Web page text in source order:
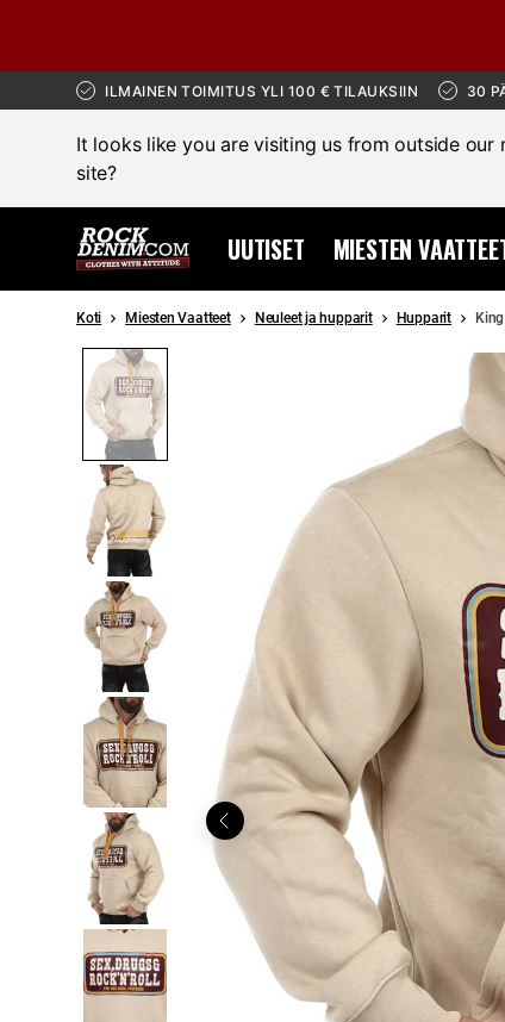
ILMAINEN TOIMITUS YLI 100 € TILAUKSIIN 30
It looks like you are visiting us from outside
site?
UUTISET MIESTEN
Koti Miesten Vaatteet Neuleet ja hupparit Hupparit